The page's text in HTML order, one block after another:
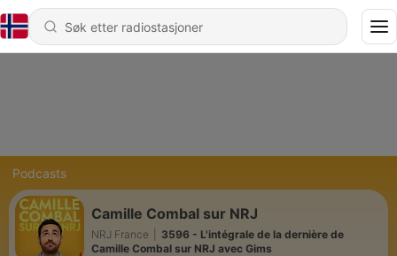
Podcasts
Camille Combal sur NRJ
NRJ France
3596 - L'intégrale de la dernière de
Camille Combal sur NRJ avec Gims